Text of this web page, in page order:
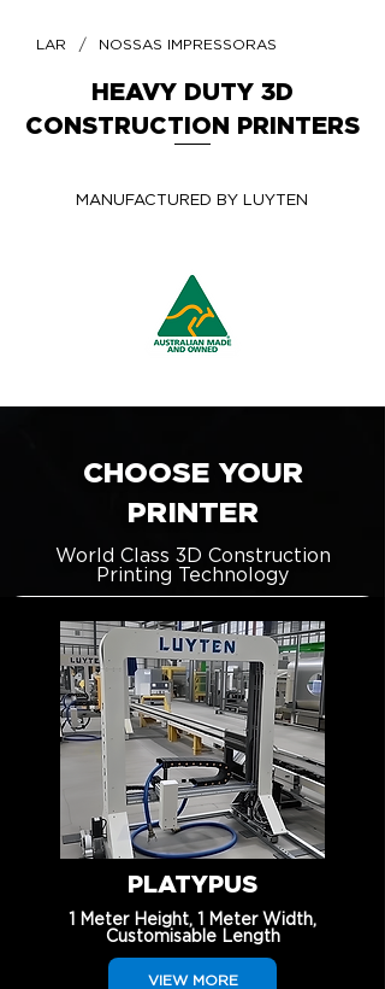
LAR / NOSSAS IMPRESSORAS
HEAVY DUTY 3D
CONSTRUCTION PRINTERS
MANUFACTURED BY LUYTEN
CHOOSE YOUR
PRINTER
World Class 3D Construction
Printing Technology
PLATYPUS
1 Meter Height, 1 Meter Width,
Customisable Length
VIEW MORE